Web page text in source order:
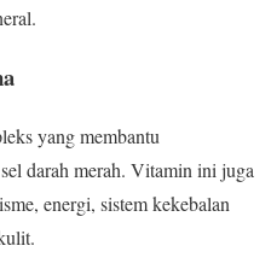
yang membantu
darah merah. Vitamin ini juga
energi, sistem kekebalan